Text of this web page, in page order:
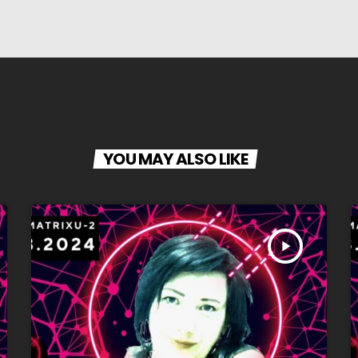
YOU MAY ALSO LIKE
play_arrow